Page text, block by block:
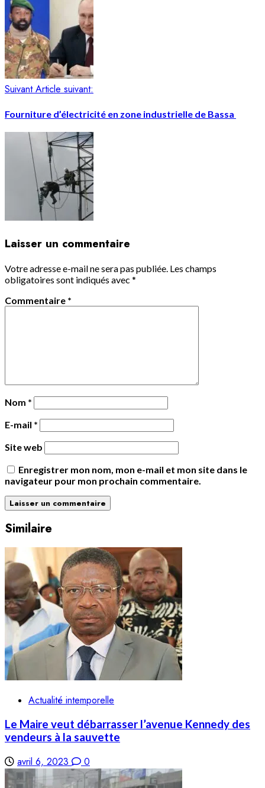
Suivant Article suivant:
Fourniture d’électricité en zone industrielle de Bassa
Laisser un commentaire
Votre adresse e-mail ne sera pas publiée. Les champs
obligatoires sont indiqués avec *
Commentaire *
Nom *
E-mail *
Site web
Enregistrer mon nom, mon e-mail et mon site dans le
navigateur pour mon prochain commentaire.
Similaire
Actualité intemporelle
Le Maire veut débarrasser l’avenue Kennedy des
vendeurs à la sauvette
avril 6, 2023 0